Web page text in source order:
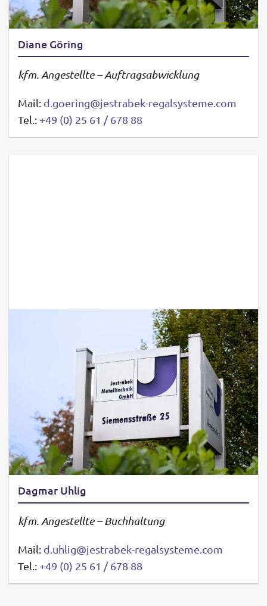
Diane Göring
kfm. Angestellte – Auftragsabwicklung
Mail: d.goering@jestrabek-regalsysteme.com
Tel.: +49 (0) 25 61 / 678 88
Dagmar Uhlig
kfm. Angestellte – Buchhaltung
Mail: d.uhlig@jestrabek-regalsysteme.com
Tel.: +49 (0) 25 61 / 678 88